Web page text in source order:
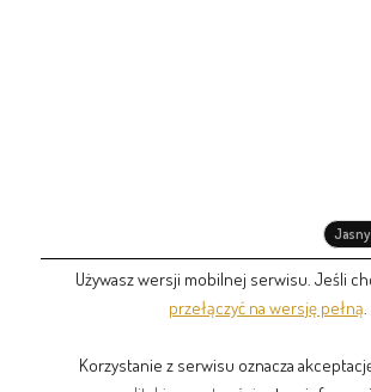
Jasny
Używasz wersji mobilnej serwisu. Jeśli
przełączyć na wersję pełną
Korzystanie z serwisu oznacza